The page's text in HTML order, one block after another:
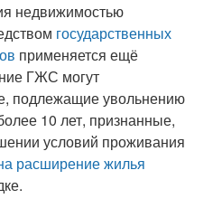
недвижимостью
государственных
применяется ещё
ГЖС могут
подлежащие увольнению
10 лет, признанные,
условий проживания
расширение жилья